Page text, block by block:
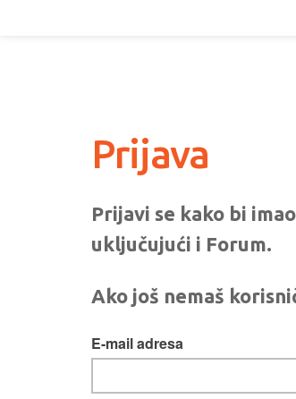
Prijava
Prijavi se kako bi
uključujući i Forum.
Ako još nemaš
E-mail adresa